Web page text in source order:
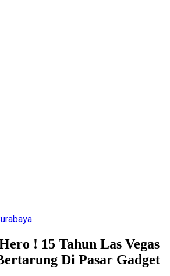
! 15 Tahun Las Vegas
Di Pasar Gadget